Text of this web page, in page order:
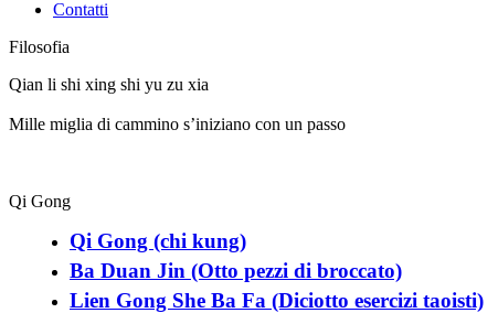
Contatti
Filosofia
Qian li shi xing shi yu zu xia
Mille miglia di cammino s’iniziano con un passo
Qi Gong
Qi Gong (chi kung)
Ba Duan Jin (Otto pezzi di broccato)
Lien Gong She Ba Fa (Diciotto esercizi taoisti)